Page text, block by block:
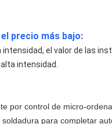
precio más bajo:
el valor de las
intensidad.
por control de micro-
para completar